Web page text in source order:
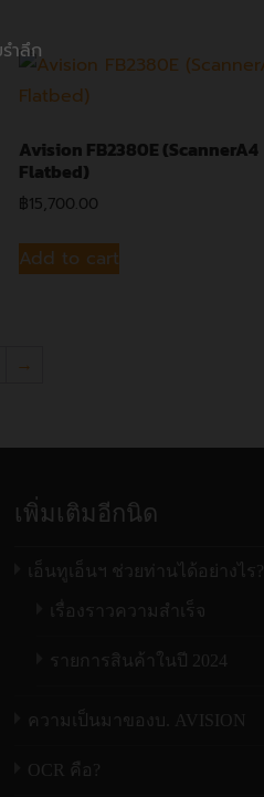
Avision FB2380E (ScannerA4
Flatbed)
฿15,700.00
Add to cart
→
เพิ่มเติมอีกนิด
เอ็นทูเอ็นฯ ช่วยท่านได้อย่างไร?
เรื่องราวความสำเร็จ
รายการสินค้าในปี 2024
ความเป็นมาของบ. AVISION
OCR คือ?